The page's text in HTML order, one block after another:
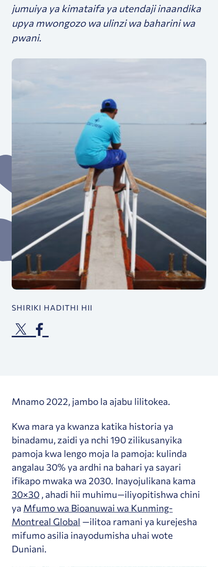
jumuiya ya kimataifa ya utendaji inaandika
upya mwongozo wa ulinzi wa baharini wa
pwani.
SHIRIKI HADITHI HII
Mnamo 2022, jambo la ajabu lilitokea.
Kwa mara ya kwanza katika historia ya
binadamu, zaidi ya nchi 190 zilikusanyika
pamoja kwa lengo moja la pamoja: kulinda
angalau 30% ya ardhi na bahari ya sayari
ifikapo mwaka wa 2030. Inayojulikana kama
30×30 , ahadi hii muhimu—iliyopitishwa chini
ya Mfumo wa Bioanuwai wa Kunming-
Montreal Global —ilitoa ramani ya kurejesha
mifumo asilia inayodumisha uhai wote
Duniani.